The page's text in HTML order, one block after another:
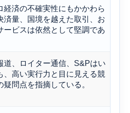
経済の不確実性にもかかわら
済量、国境を越えた取引、お
ービスは依然として堅調であ
道、ロイター通信、S&Pはい
、高い実行力と目に見える競
疑問点を指摘している。